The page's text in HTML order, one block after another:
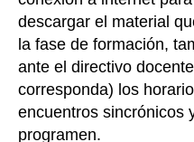
descargar el material
la fase de formación,
ante el directivo
corresponda) los
encuentros sincrónicos
programen.